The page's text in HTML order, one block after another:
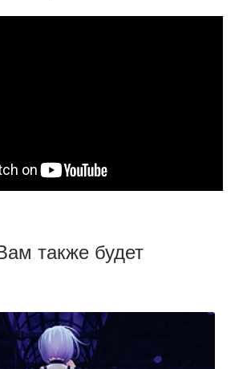
также будет